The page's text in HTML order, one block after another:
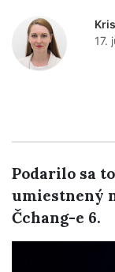
17.
Podarilo sa
umiestnený
Čchang-e 6.